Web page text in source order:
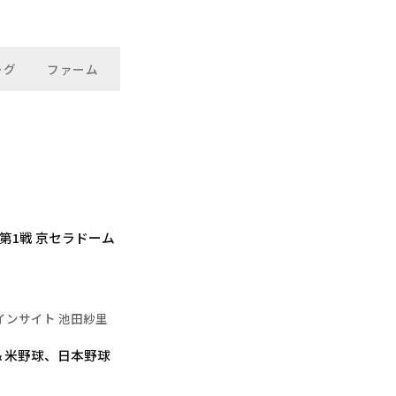
ファーム
1戦 京セラドーム
ンサイト 池田紗里
野球、日本野球